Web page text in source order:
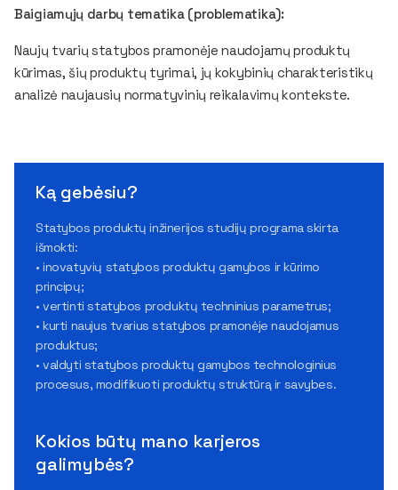
Baigiamųjų darbų tematika (problematika):
Naujų tvarių statybos pramonėje naudojamų produktų
kūrimas, šių produktų tyrimai, jų kokybinių charakteristikų
analizė naujausių normatyvinių reikalavimų kontekste.
Ką gebėsiu?
Statybos produktų inžinerijos studijų programa skirta
išmokti:
• inovatyvių statybos produktų gamybos ir kūrimo
principų;
• vertinti statybos produktų techninius parametrus;
• kurti naujus tvarius statybos pramonėje naudojamus
produktus;
• valdyti statybos produktų gamybos technologinius
procesus, modifikuoti produktų struktūrą ir savybes.
Kokios būtų mano karjeros
galimybės?